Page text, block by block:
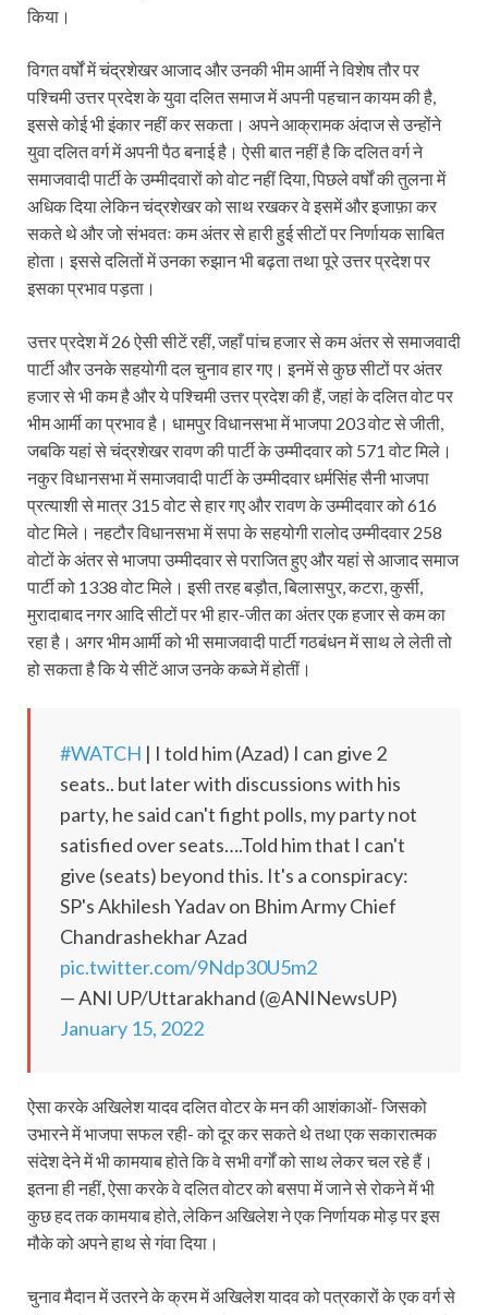
किया।
विगत वर्षों में चंद्रशेखर आजाद और उनकी भीम आर्मी ने विशेष तौर पर
पश्चिमी उत्तर प्रदेश के युवा दलित समाज में अपनी पहचान कायम की है,
इससे कोई भी इंकार नहीं कर सकता। अपने आक्रामक अंदाज से उन्होंने
युवा दलित वर्ग में अपनी पैठ बनाई है। ऐसी बात नहीं है कि दलित वर्ग ने
समाजवादी पार्टी के उम्मीदवारों को वोट नहीं दिया, पिछले वर्षों की तुलना में
अधिक दिया लेकिन चंद्रशेखर को साथ रखकर वे इसमें और इजाफ़ा कर
सकते थे और जो संभवतः कम अंतर से हारी हुई सीटों पर निर्णायक साबित
होता। इससे दलितों में उनका रुझान भी बढ़ता तथा पूरे उत्तर प्रदेश पर
इसका प्रभाव पड़ता।
उत्तर प्रदेश में 26 ऐसी सीटें रहीं, जहाँ पांच हजार से कम अंतर से समाजवादी
पार्टी और उनके सहयोगी दल चुनाव हार गए। इनमें से कुछ सीटों पर अंतर
हजार से भी कम है और ये पश्चिमी उत्तर प्रदेश की हैं, जहां के दलित वोट पर
भीम आर्मी का प्रभाव है। धामपुर विधानसभा में भाजपा 203 वोट से जीती,
जबकि यहां से चंद्रशेखर रावण की पार्टी के उम्मीदवार को 571 वोट मिले।
नकुर विधानसभा में समाजवादी पार्टी के उम्मीदवार धर्मसिंह सैनी भाजपा
प्रत्याशी से मात्र 315 वोट से हार गए और रावण के उम्मीदवार को 616
वोट मिले। नहटौर विधानसभा में सपा के सहयोगी रालोद उम्मीदवार 258
वोटों के अंतर से भाजपा उम्मीदवार से पराजित हुए और यहां से आजाद समाज
पार्टी को 1338 वोट मिले। इसी तरह बड़ौत, बिलासपुर, कटरा, कुर्सी,
मुरादाबाद नगर आदि सीटों पर भी हार-जीत का अंतर एक हजार से कम का
रहा है। अगर भीम आर्मी को भी समाजवादी पार्टी गठबंधन में साथ ले लेती तो
हो सकता है कि ये सीटें आज उनके कब्जे में होतीं।
#WATCH | I told him (Azad) I can give 2
seats.. but later with discussions with his
party, he said can't fight polls, my party not
satisfied over seats….Told him that I can't
give (seats) beyond this. It's a conspiracy:
SP's Akhilesh Yadav on Bhim Army Chief
Chandrashekhar Azad
pic.twitter.com/9Ndp30U5m2
— ANI UP/Uttarakhand (@ANINewsUP)
January 15, 2022
ऐसा करके अखिलेश यादव दलित वोटर के मन की आशंकाओं- जिसको
उभारने में भाजपा सफल रही- को दूर कर सकते थे तथा एक सकारात्मक
संदेश देने में भी कामयाब होते कि वे सभी वर्गों को साथ लेकर चल रहे हैं।
इतना ही नहीं, ऐसा करके वे दलित वोटर को बसपा में जाने से रोकने में भी
कुछ हद तक कामयाब होते, लेकिन अखिलेश ने एक निर्णायक मोड़ पर इस
मौके को अपने हाथ से गंवा दिया।
चुनाव मैदान में उतरने के क्रम में अखिलेश यादव को पत्रकारों के एक वर्ग से